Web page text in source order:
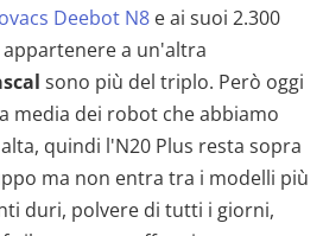
Deebot N8 e ai suoi 2.300
appartenere a un'altra
sono più del triplo. Però oggi
media dei robot che abbiamo
quindi l'N20 Plus resta sopra
ma non entra tra i modelli più
duri, polvere di tutti i giorni,